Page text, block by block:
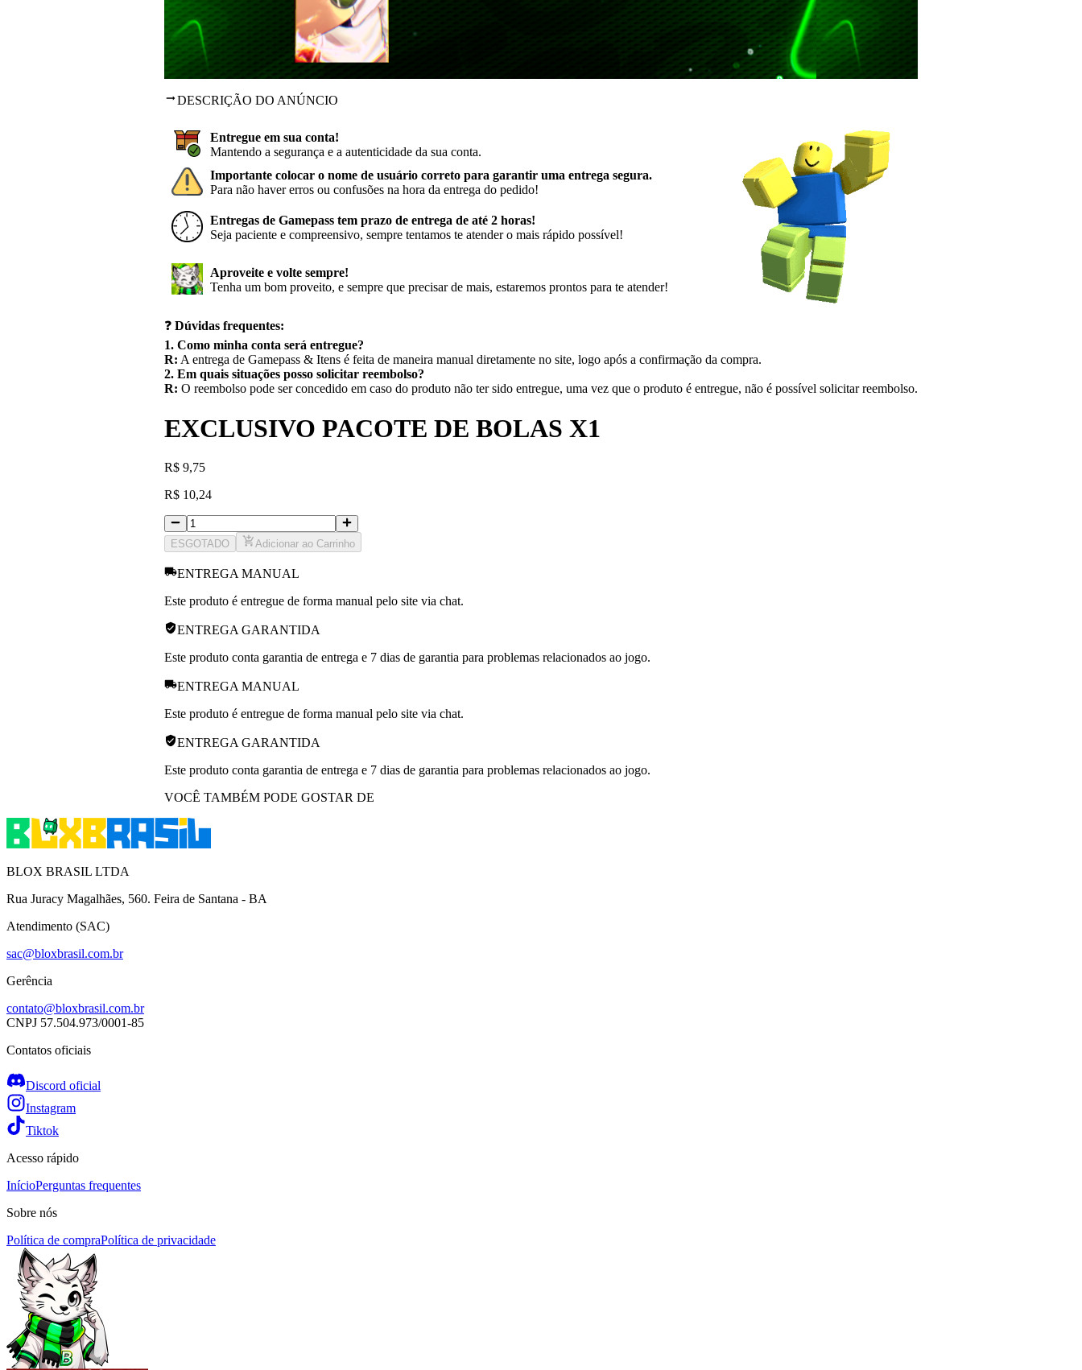
DESCRIÇÃO DO ANÚNCIO
Entregue em sua conta!
Mantendo a segurança e a autenticidade da sua conta.
Importante colocar o nome de usuário correto para garantir uma entrega segura.
Para não haver erros ou confusões na hora da entrega do pedido!
Entregas de Gamepass tem prazo de entrega de até 2 horas!
Seja paciente e compreensivo, sempre tentamos te atender o mais rápido possível!
Aproveite e volte sempre!
Tenha um bom proveito, e sempre que precisar de mais, estaremos prontos para te atender!
❓ Dúvidas frequentes:
1. Como minha conta será entregue?
R: A entrega de Gamepass & Itens é feita de maneira manual diretamente no site, logo após a confirmação da compra.
2. Em quais situações posso solicitar reembolso?
R: O reembolso pode ser concedido em caso do produto não ter sido entregue, uma vez que o produto é entregue, não é possível solicitar reembolso.
EXCLUSIVO PACOTE DE BOLAS X1
R$ 9,75
R$ 10,24
ESGOTADO Adicionar ao Carrinho
ENTREGA MANUAL
Este produto é entregue de forma manual pelo site via chat.
ENTREGA GARANTIDA
Este produto conta garantia de entrega e 7 dias de garantia para problemas relacionados ao jogo.
ENTREGA MANUAL
Este produto é entregue de forma manual pelo site via chat.
ENTREGA GARANTIDA
Este produto conta garantia de entrega e 7 dias de garantia para problemas relacionados ao jogo.
VOCÊ TAMBÉM PODE GOSTAR DE
BLOX BRASIL LTDA
Rua Juracy Magalhães, 560. Feira de Santana - BA
Atendimento (SAC)
sac@bloxbrasil.com.br
Gerência
contato@bloxbrasil.com.br
CNPJ 57.504.973/0001-85
Contatos oficiais
Discord oficial
Instagram
Tiktok
Acesso rápido
InícioPerguntas frequentes
Sobre nós
Política de compraPolítica de privacidade